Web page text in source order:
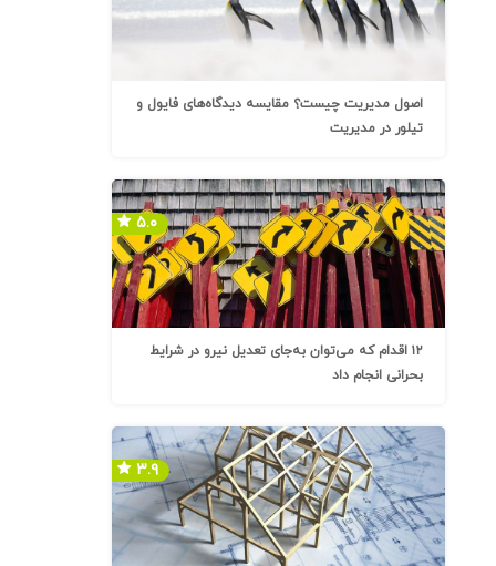
اصول مدیریت چیست؟ مقایسه دیدگاه‌های فایول و
تیلور در مدیریت
۱۲ اقدام که می‌توان به‌جای تعدیل نیرو در شرایط
بحرانی انجام داد
۵.۰
۳.۹